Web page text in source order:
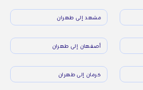
مشهد إلى طهران
أصفهان إلى طهران
كرمان إلى طهران